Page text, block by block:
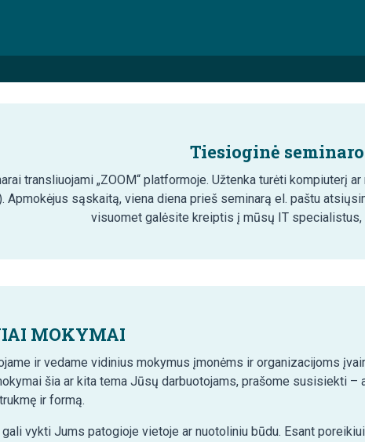
Tiesioginė
transliuojami „ZOOM“ platformoje. Užtenka turėti kompiuterį
Apmokėjus sąskaitą, viena diena prieš seminarą el. paštu
visuomet galėsite kreiptis į mūsų IT
MOKYMAI
ir vedame vidinius mokymus įmonėms ir organizacijoms
šia ar kita tema Jūsų darbuotojams, prašome susisiekti
ir formą.
vykti Jums patogioje vietoje ar nuotoliniu būdu. Esant